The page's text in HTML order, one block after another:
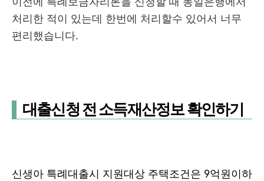
처리한 적이 있는데 한번에 처리할수 있어서 너무
편리했습니다.
대출신청 전 소득재산정보 확인하기
신생아 특례대출시 지원대상 주택조건은 9억원이하